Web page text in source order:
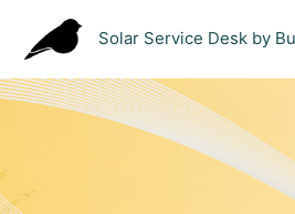
Solar Service Desk by
Solar Service